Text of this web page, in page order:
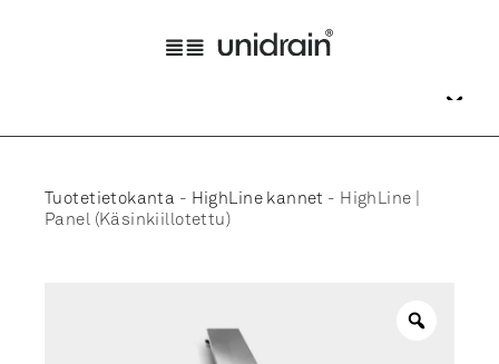
Tuotetietokanta - HighLine kannet - HighLine |
Panel (Käsinkiillotettu)